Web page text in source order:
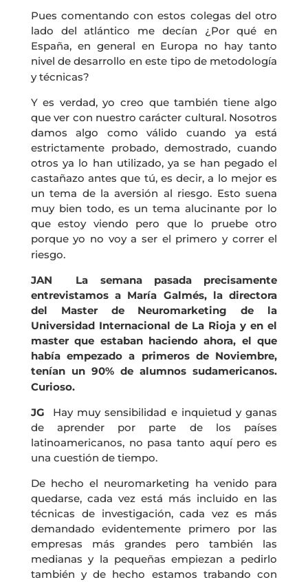
Pues comentando con estos colegas del otro
lado del atlántico me decían ¿Por qué en
España, en general en Europa no hay tanto
nivel de desarrollo en este tipo de metodología
y técnicas?
Y es verdad, yo creo que también tiene algo
que ver con nuestro carácter cultural. Nosotros
damos algo como válido cuando ya está
estrictamente probado, demostrado, cuando
otros ya lo han utilizado, ya se han pegado el
castañazo antes que tú, es decir, a lo mejor es
un tema de la aversión al riesgo. Esto suena
muy bien todo, es un tema alucinante por lo
que estoy viendo pero que lo pruebe otro
porque yo no voy a ser el primero y correr el
riesgo.
JAN La semana pasada precisamente
entrevistamos a María Galmés, la directora
del Master de Neuromarketing de la
Universidad Internacional de La Rioja y en el
master que estaban haciendo ahora, el que
había empezado a primeros de Noviembre,
tenían un 90% de alumnos sudamericanos.
Curioso.
JG Hay muy sensibilidad e inquietud y ganas
de aprender por parte de los países
latinoamericanos, no pasa tanto aquí pero es
una cuestión de tiempo.
De hecho el neuromarketing ha venido para
quedarse, cada vez está más incluido en las
técnicas de investigación, cada vez es más
demandado evidentemente primero por las
empresas más grandes pero también las
medianas y la pequeñas empiezan a pedirlo
también y de hecho estamos trabando con